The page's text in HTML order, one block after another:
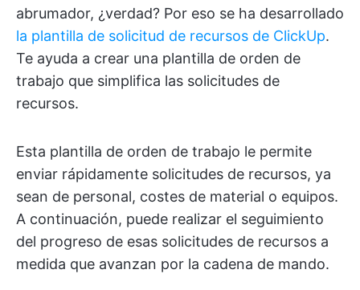
abrumador, ¿verdad? Por eso se ha desarrollado
la plantilla de solicitud de recursos de ClickUp.
Te ayuda a crear una plantilla de orden de
trabajo que simplifica las solicitudes de
recursos.
Esta plantilla de orden de trabajo le permite
enviar rápidamente solicitudes de recursos, ya
sean de personal, costes de material o equipos.
A continuación, puede realizar el seguimiento
del progreso de esas solicitudes de recursos a
medida que avanzan por la cadena de mando.